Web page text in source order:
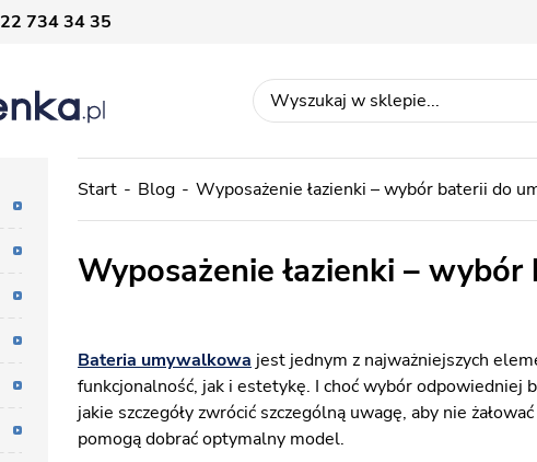
22 734 34 35
Start Blog Wyposażenie łazienki – wybór baterii do
Wyposażenie łazienki –
Bateria umywalkowa jest jednym z najważniejszych
funkcjonalność, jak i estetykę. I choć wybór
jakie szczegóły zwrócić szczególną uwagę, aby nie
pomogą dobrać optymalny model.